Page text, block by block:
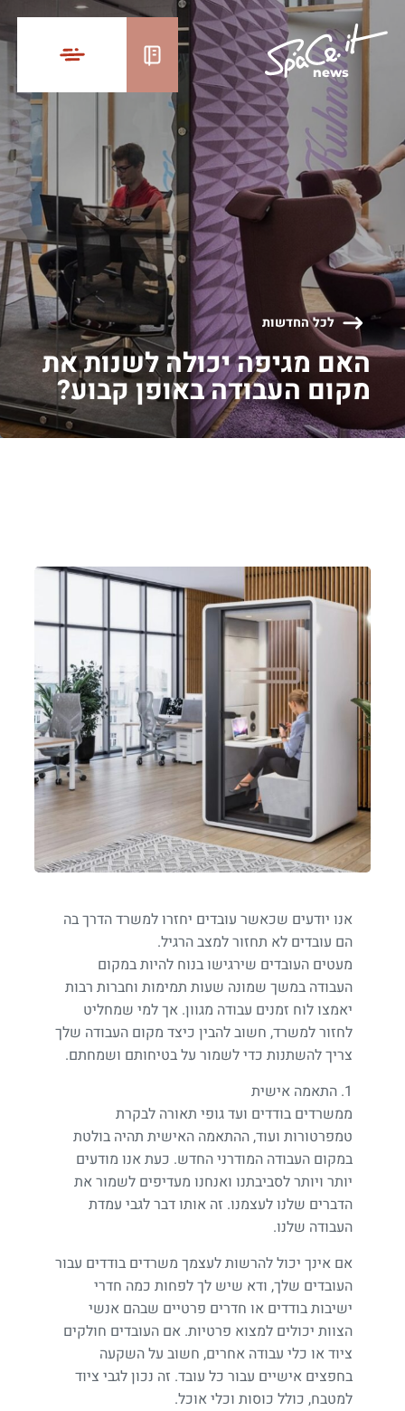
news
לכל החדשות
האם מגיפה יכולה לשנות את
מקום העבודה באופן קבוע?
אנו יודעים שכאשר עובדים יחזרו למשרד הדרך בה
הם עובדים לא תחזור למצב הרגיל.
מעטים העובדים שירגישו בנוח להיות במקום
העבודה במשך שמונה שעות תמימות וחברות רבות
יאמצו לוח זמנים עבודה מגוון. אך למי שמחליט
לחזור למשרד, חשוב להבין כיצד מקום העבודה שלך
צריך להשתנות כדי לשמור על בטיחותם ושמחתם.
1. התאמה אישית
ממשרדים בודדים ועד גופי תאורה לבקרת
טמפרטורות ועוד, ההתאמה האישית תהיה בולטת
במקום העבודה המודרני החדש. כעת אנו מודעים
יותר ויותר לסביבתנו ואנחנו מעדיפים לשמור את
הדברים שלנו לעצמנו. זה אותו דבר לגבי עמדת
העבודה שלנו.
אם אינך יכול להרשות לעצמך משרדים בודדים עבור
העובדים שלך, ודא שיש לך לפחות כמה חדרי
ישיבות בודדים או חדרים פרטיים שבהם אנשי
הצוות יכולים למצוא פרטיות. אם העובדים חולקים
ציוד או כלי עבודה אחרים, חשוב על השקעה
בחפצים אישיים עבור כל עובד. זה נכון לגבי ציוד
למטבח, כולל כוסות וכלי אוכל.